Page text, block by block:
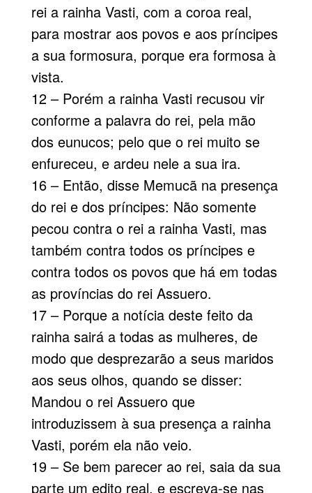
rei a rainha Vasti, com a coroa real,
para mostrar aos povos e aos príncipes
a sua formosura, porque era formosa à
vista.
12 – Porém a rainha Vasti recusou vir
conforme a palavra do rei, pela mão
dos eunucos; pelo que o rei muito se
enfureceu, e ardeu nele a sua ira.
16 – Então, disse Memucã na presença
do rei e dos príncipes: Não somente
pecou contra o rei a rainha Vasti, mas
também contra todos os príncipes e
contra todos os povos que há em todas
as províncias do rei Assuero.
17 – Porque a notícia deste feito da
rainha sairá a todas as mulheres, de
modo que desprezarão a seus maridos
aos seus olhos, quando se disser:
Mandou o rei Assuero que
introduzissem à sua presença a rainha
Vasti, porém ela não veio.
19 – Se bem parecer ao rei, saia da sua
parte um edito real, e escreva-se nas